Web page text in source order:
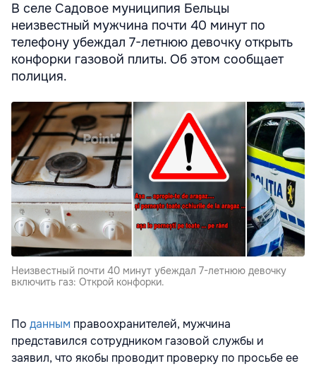
В селе Садовое муниципия Бельцы
неизвестный мужчина почти 40 минут по
телефону убеждал 7-летнюю девочку открыть
конфорки газовой плиты. Об этом сообщает
полиция.
Неизвестный почти 40 минут убеждал 7-летнюю девочку
включить газ: Открой конфорки.
По данным правоохранителей, мужчина
представился сотрудником газовой службы и
заявил, что якобы проводит проверку по просьбе ее